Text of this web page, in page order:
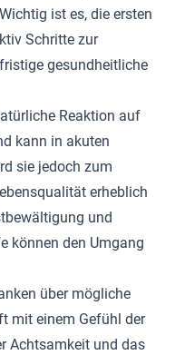
ist es, die ersten
Schritte zur
gesundheitliche
Reaktion auf
kann in akuten
sie jedoch zum
erheblich
und
können den Umgang
über mögliche
mit einem Gefühl der
Achtsamkeit und das